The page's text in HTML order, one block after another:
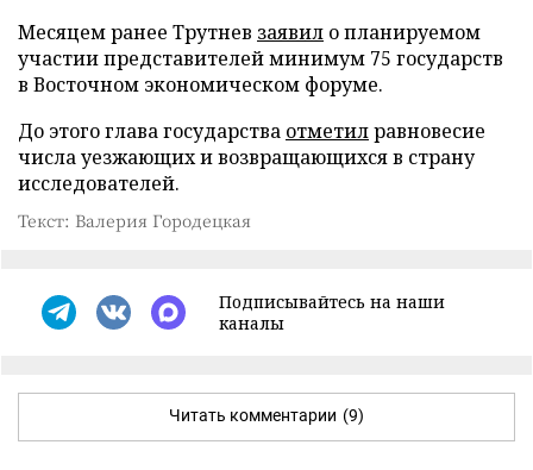
Месяцем ранее Трутнев заявил о планируемом
участии представителей минимум 75 государств
в Восточном экономическом форуме.
До этого глава государства отметилравновесие
числа уезжающих и возвращающихся в страну
исследователей.
Текст: Валерия Городецкая
Подписывайтесь на наши
каналы
Читать комментарии (9)